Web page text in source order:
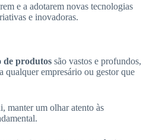
e a adotarem novas tecnologias
e inovadoras.
de produtos são vastos e profundos,
qualquer empresário ou gestor que
manter um olhar atento às